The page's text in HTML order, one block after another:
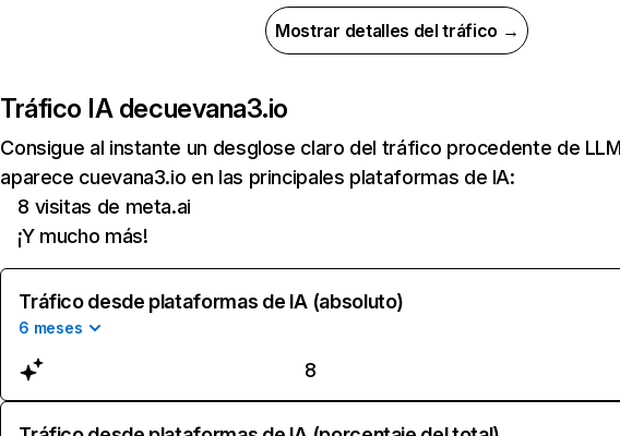
Mostrar detalles del tráfico →
Tráfico IA decuevana3.io
Consigue al instante un desglose claro del tráfico procedente de
aparece cuevana3.io en las principales plataformas de IA:
8 visitas de meta.ai
¡Y mucho más!
Tráfico desde plataformas de IA (absoluto)
6 meses
8